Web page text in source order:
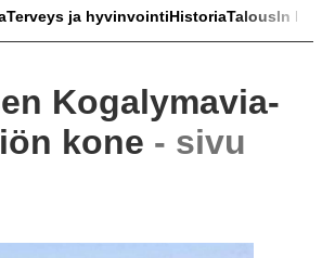
Terveys ja hyvinvointiHistoriaTalousIn
Kogalymavia-
kone - sivu